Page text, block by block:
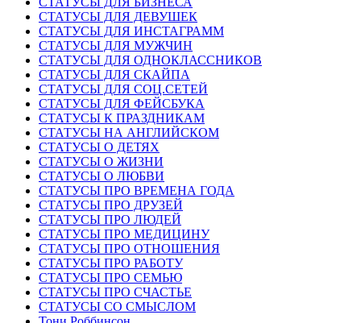
СТАТУСЫ ДЛЯ ДЕВУШЕК
СТАТУСЫ ДЛЯ ИНСТАГРАММ
СТАТУСЫ ДЛЯ МУЖЧИН
СТАТУСЫ ДЛЯ ОДНОКЛАССНИКОВ
СТАТУСЫ ДЛЯ СКАЙПА
СТАТУСЫ ДЛЯ СОЦ.СЕТЕЙ
СТАТУСЫ ДЛЯ ФЕЙСБУКА
СТАТУСЫ К ПРАЗДНИКАМ
СТАТУСЫ НА АНГЛИЙСКОМ
СТАТУСЫ О ДЕТЯХ
СТАТУСЫ О ЖИЗНИ
СТАТУСЫ О ЛЮБВИ
СТАТУСЫ ПРО ВРЕМЕНА ГОДА
СТАТУСЫ ПРО ДРУЗЕЙ
СТАТУСЫ ПРО ЛЮДЕЙ
СТАТУСЫ ПРО МЕДИЦИНУ
СТАТУСЫ ПРО ОТНОШЕНИЯ
СТАТУСЫ ПРО РАБОТУ
СТАТУСЫ ПРО СЕМЬЮ
СТАТУСЫ ПРО СЧАСТЬЕ
СТАТУСЫ СО СМЫСЛОМ